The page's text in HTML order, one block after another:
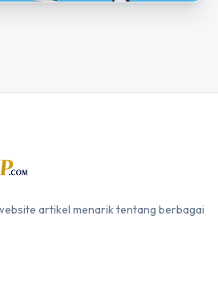
artikel menarik tentang berbagai